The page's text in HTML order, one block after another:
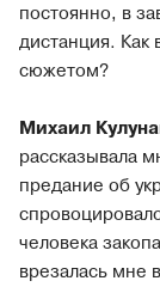
постоянно, в
дистанция. Как
сюжетом?
Михаил
рассказывала
предание об
человека
врезалась мне